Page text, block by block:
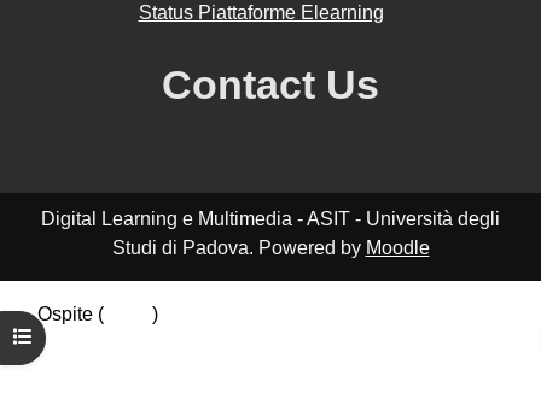
Apri indice del corso
Status Piattaforme Elearning
Contact Us
Digital Learning e Multimedia - ASIT - Università degli
Studi di Padova. Powered by Moodle
Ospite (
)
Riepilogo della conservazione dei dati